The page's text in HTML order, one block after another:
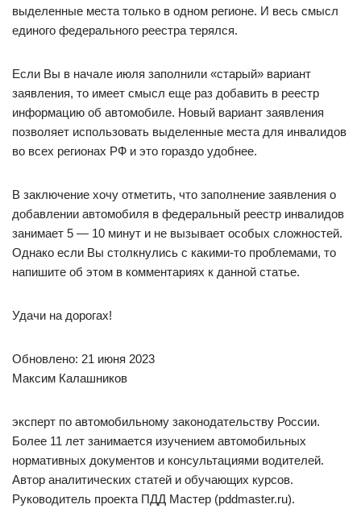
выделенные места только в одном регионе. И весь смысл
единого федерального реестра терялся.
Если Вы в начале июля заполнили «старый» вариант
заявления, то имеет смысл еще раз добавить в реестр
информацию об автомобиле. Новый вариант заявления
позволяет использовать выделенные места для инвалидов
во всех регионах РФ и это гораздо удобнее.
В заключение хочу отметить, что заполнение заявления о
добавлении автомобиля в федеральный реестр инвалидов
занимает 5 — 10 минут и не вызывает особых сложностей.
Однако если Вы столкнулись с какими-то проблемами, то
напишите об этом в комментариях к данной статье.
Удачи на дорогах!
Обновлено: 21 июня 2023
Максим Калашников
эксперт по автомобильному законодательству России.
Более 11 лет занимается изучением автомобильных
нормативных документов и консультациями водителей.
Автор аналитических статей и обучающих курсов.
Руководитель проекта ПДД Мастер (pddmaster.ru).